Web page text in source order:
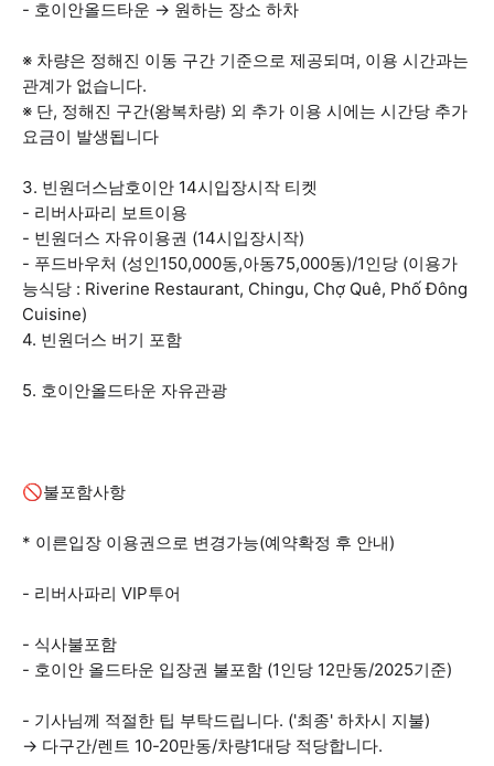
- 호이안올드타운 → 원하는 장소 하차
※ 차량은 정해진 이동 구간 기준으로 제공되며, 이용 시간과는
관계가 없습니다.
※ 단, 정해진 구간(왕복차량) 외 추가 이용 시에는 시간당 추가
요금이 발생됩니다
3. 빈원더스남호이안 14시입장시작 티켓
- 리버사파리 보트이용
- 빈원더스 자유이용권 (14시입장시작)
- 푸드바우처 (성인150,000동,아동75,000동)/1인당 (이용가
능식당 : Riverine Restaurant, Chingu, Chợ Quê, Phố Đông
Cuisine)
4. 빈원더스 버기 포함
5. 호이안올드타운 자유관광
🚫불포함사항
* 이른입장 이용권으로 변경가능(예약확정 후 안내)
- 리버사파리 VIP투어
- 식사불포함
- 호이안 올드타운 입장권 불포함 (1인당 12만동/2025기준)
- 기사님께 적절한 팁 부탁드립니다. ('최종' 하차시 지불)
→ 다구간/렌트 10-20만동/차량1대당 적당합니다.